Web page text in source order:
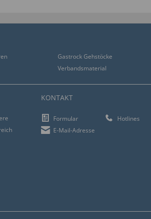
Gastrock Gehstöcke
Verbandsmaterial
KONTAKT
Formular
Hotlines
E-Mail-Adresse